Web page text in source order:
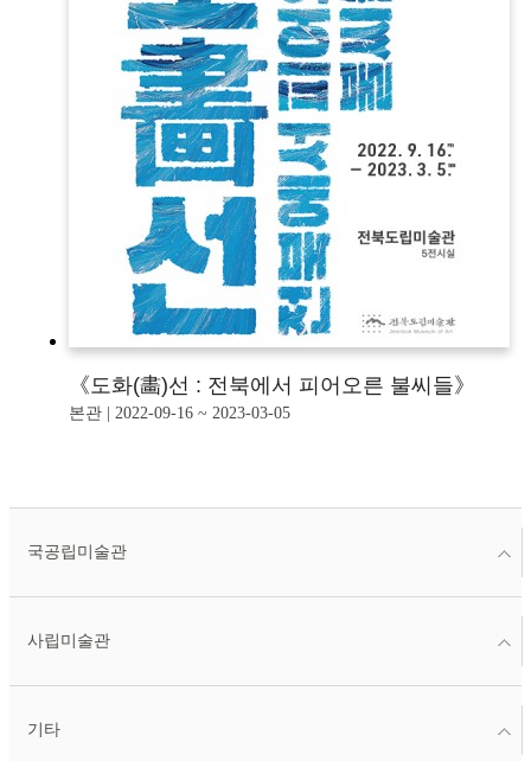
《도화(畵)선 : 전북에서 피어오른 불씨들》
본관 | 2022-09-16 ~ 2023-03-05
국공립미술관
사립미술관
기타